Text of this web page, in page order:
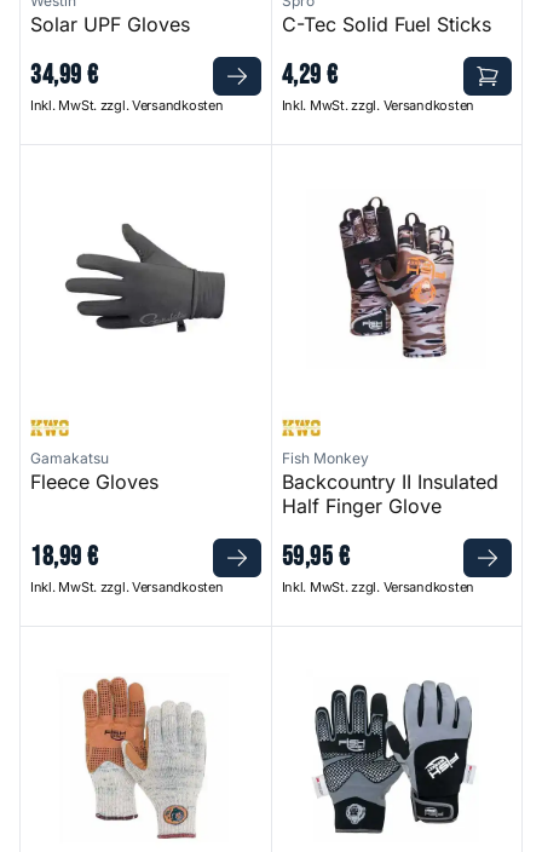
Solar UPF Gloves
34,99€
Inkl. MwSt. zzgl. Versandkosten
C-Tec Solid Fuel Sticks
4,29€
Inkl. MwSt. zzgl. Versandkosten
Gamakatsu
Fleece Gloves
18,99€
Inkl. MwSt. zzgl. Versandkosten
Fish Monkey
Backcountry II Insulated
Half Finger Glove
59,95€
Inkl. MwSt. zzgl. Versandkosten